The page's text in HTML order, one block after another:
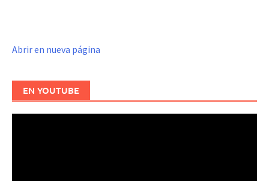
Abrir en nueva página
EN YOUTUBE